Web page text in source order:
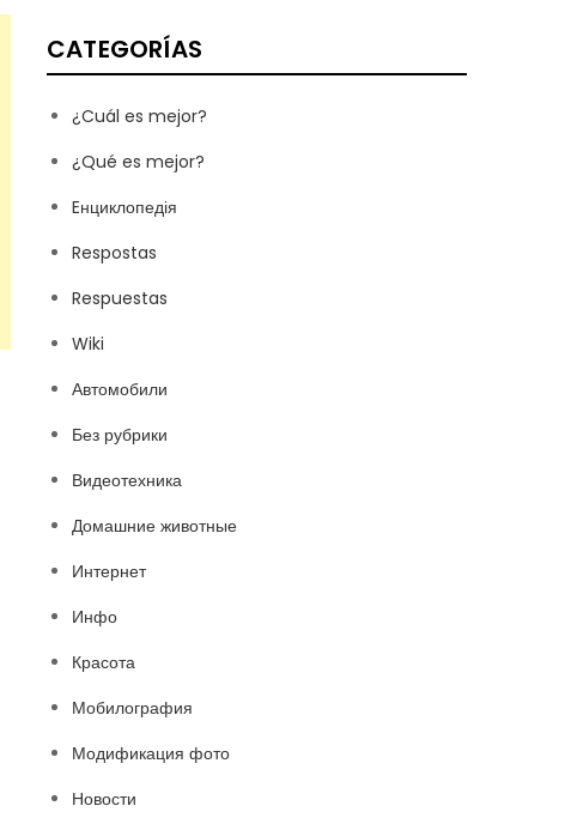
CATEGORÍAS
¿Cuál es mejor?
¿Qué es mejor?
Eнциклопедія
Respostas
Respuestas
Wiki
Автомобили
Без рубрики
Видеотехника
Домашние животные
Интернет
Инфо
Красота
Мобилография
Модификация фото
Новости